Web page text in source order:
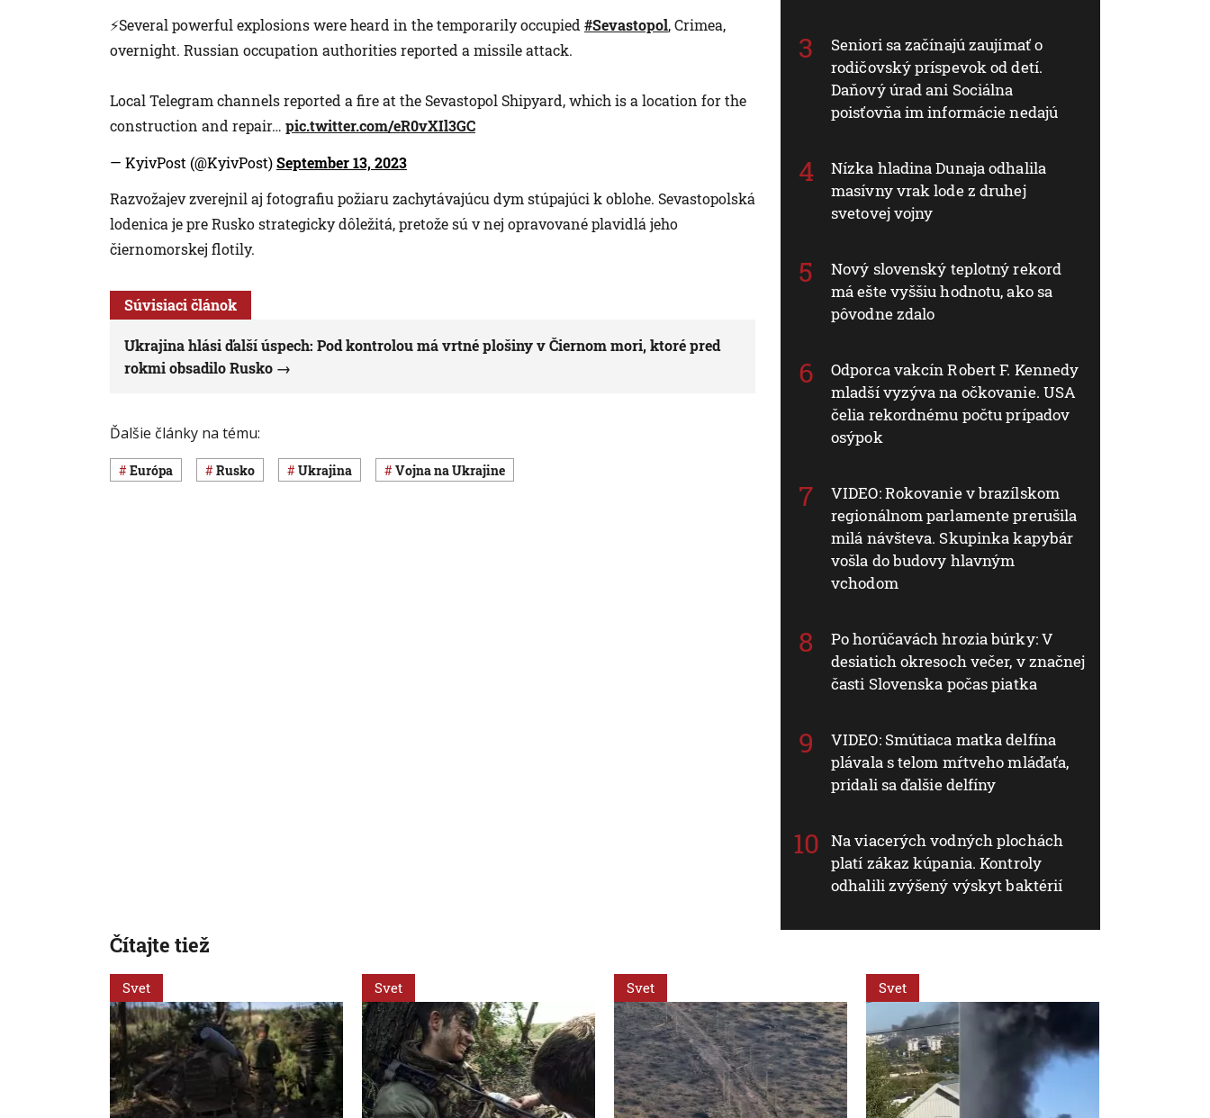
⚡️Several powerful explosions were heard in the temporarily occupied #Sevastopol, Crimea,
overnight. Russian occupation authorities reported a missile attack.
Local Telegram channels reported a fire at the Sevastopol Shipyard, which is a location for the
construction and repair… pic.twitter.com/eR0vXIl3GC
— KyivPost (@KyivPost)September 13, 2023
Razvožajev zverejnil aj fotografiu požiaru zachytávajúcu dym stúpajúci k oblohe. Sevastopolská
lodenica je pre Rusko strategicky dôležitá, pretože sú v nej opravované plavidlá jeho
čiernomorskej flotily.
Súvisiaci článok
Ukrajina hlási ďalší úspech: Pod kontrolou má vrtné plošiny v Čiernom mori, ktoré pred
rokmi obsadilo Rusko
Ďalšie články na tému:
Európa Rusko Ukrajina vojna na Ukrajine
Seniori sa začínajú zaujímať o
rodičovský príspevok od detí.
Daňový úrad ani Sociálna
poisťovňa im informácie nedajú
Nízka hladina Dunaja odhalila
masívny vrak lode z druhej
svetovej vojny
Nový slovenský teplotný rekord
má ešte vyššiu hodnotu, ako sa
pôvodne zdalo
Odporca vakcín Robert F. Kennedy
mladší vyzýva na očkovanie. USA
čelia rekordnému počtu prípadov
osýpok
VIDEO: Rokovanie v brazílskom
regionálnom parlamente prerušila
milá návšteva. Skupinka kapybár
vošla do budovy hlavným
vchodom
Po horúčavách hrozia búrky: V
desiatich okresoch večer, v značnej
časti Slovenska počas piatka
VIDEO: Smútiaca matka delfína
plávala s telom mŕtveho mláďaťa,
pridali sa ďalšie delfíny
Na viacerých vodných plochách
platí zákaz kúpania. Kontroly
odhalili zvýšený výskyt baktérií
Čítajte tiež
Svet Svet Svet Svet